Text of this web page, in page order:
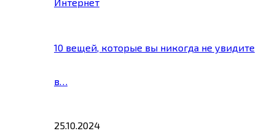
10 вещей, которые вы никогда не увидите
в…
25.10.2024